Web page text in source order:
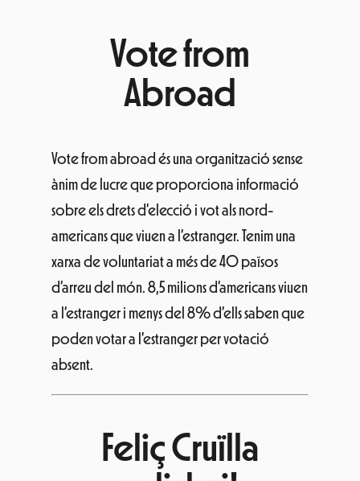
Vote from
Abroad
Vote from abroad és una organització sense
ànim de lucre que proporciona informació
sobre els drets d’elecció i vot als nord-
americans que viuen a l’estranger. Tenim una
xarxa de voluntariat a més de 40 països
d’arreu del món. 8,5 milions d’americans viuen
a l’estranger i menys del 8% d’ells saben que
poden votar a l’estranger per votació
absent.
Feliç Cruïlla